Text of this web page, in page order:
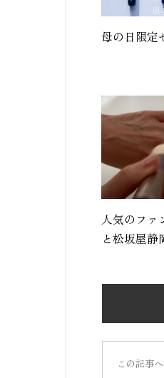
母の日限定
人気のファ
と松坂屋静
この記事